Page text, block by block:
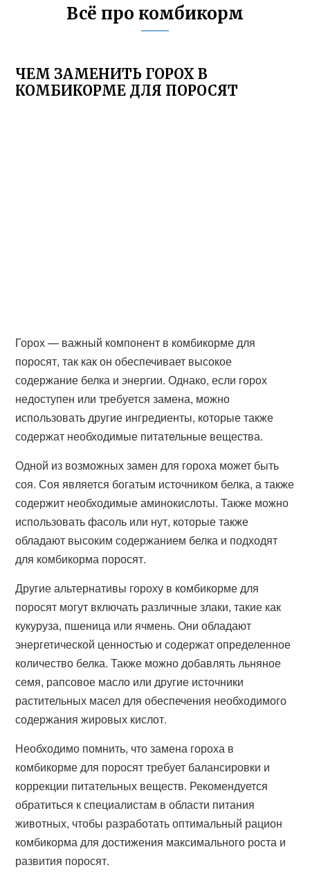
Всё про комбикорм
ЧЕМ ЗАМЕНИТЬ ГОРОХ В
КОМБИКОРМЕ ДЛЯ ПОРОСЯТ
Горох — важный компонент в комбикорме для
поросят, так как он обеспечивает высокое
содержание белка и энергии. Однако, если горох
недоступен или требуется замена, можно
использовать другие ингредиенты, которые также
содержат необходимые питательные вещества.
Одной из возможных замен для гороха может быть
соя. Соя является богатым источником белка, а также
содержит необходимые аминокислоты. Также можно
использовать фасоль или нут, которые также
обладают высоким содержанием белка и подходят
для комбикорма поросят.
Другие альтернативы гороху в комбикорме для
поросят могут включать различные злаки, такие как
кукуруза, пшеница или ячмень. Они обладают
энергетической ценностью и содержат определенное
количество белка. Также можно добавлять льняное
семя, рапсовое масло или другие источники
растительных масел для обеспечения необходимого
содержания жировых кислот.
Необходимо помнить, что замена гороха в
комбикорме для поросят требует балансировки и
коррекции питательных веществ. Рекомендуется
обратиться к специалистам в области питания
животных, чтобы разработать оптимальный рацион
комбикорма для достижения максимального роста и
развития поросят.